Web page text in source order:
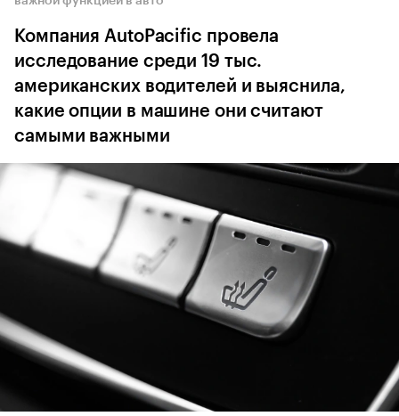
Компания AutoPacific провела
исследование среди 19 тыс.
американских водителей и выяснила,
какие опции в машине они считают
самыми важными